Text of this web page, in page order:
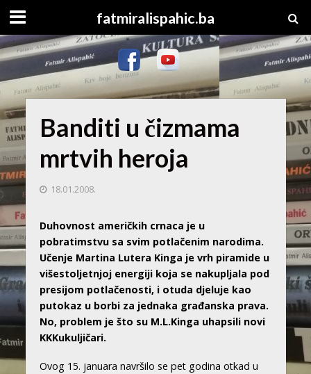
fatmiralispahic.ba
Banditi u čizmama
mrtvih heroja
18.01.2008.
Duhovnost američkih crnaca je u
pobratimstvu sa svim potlačenim narodima.
Učenje Martina Lutera Kinga je vrh piramide u
višestoljetnjoj energiji koja se nakupljala pod
presijom potlačenosti, i otuda djeluje kao
putokaz u borbi za jednaka građanska prava.
No, problem je što su M.L.Kinga uhapsili novi
KKKukuljičari.
Ovog 15. januara navršilo se pet godina otkad u